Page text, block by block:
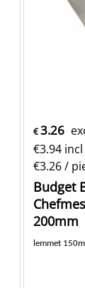
€3.26
€3.94 incl
€3.26/
Budget
200mm
lemmet